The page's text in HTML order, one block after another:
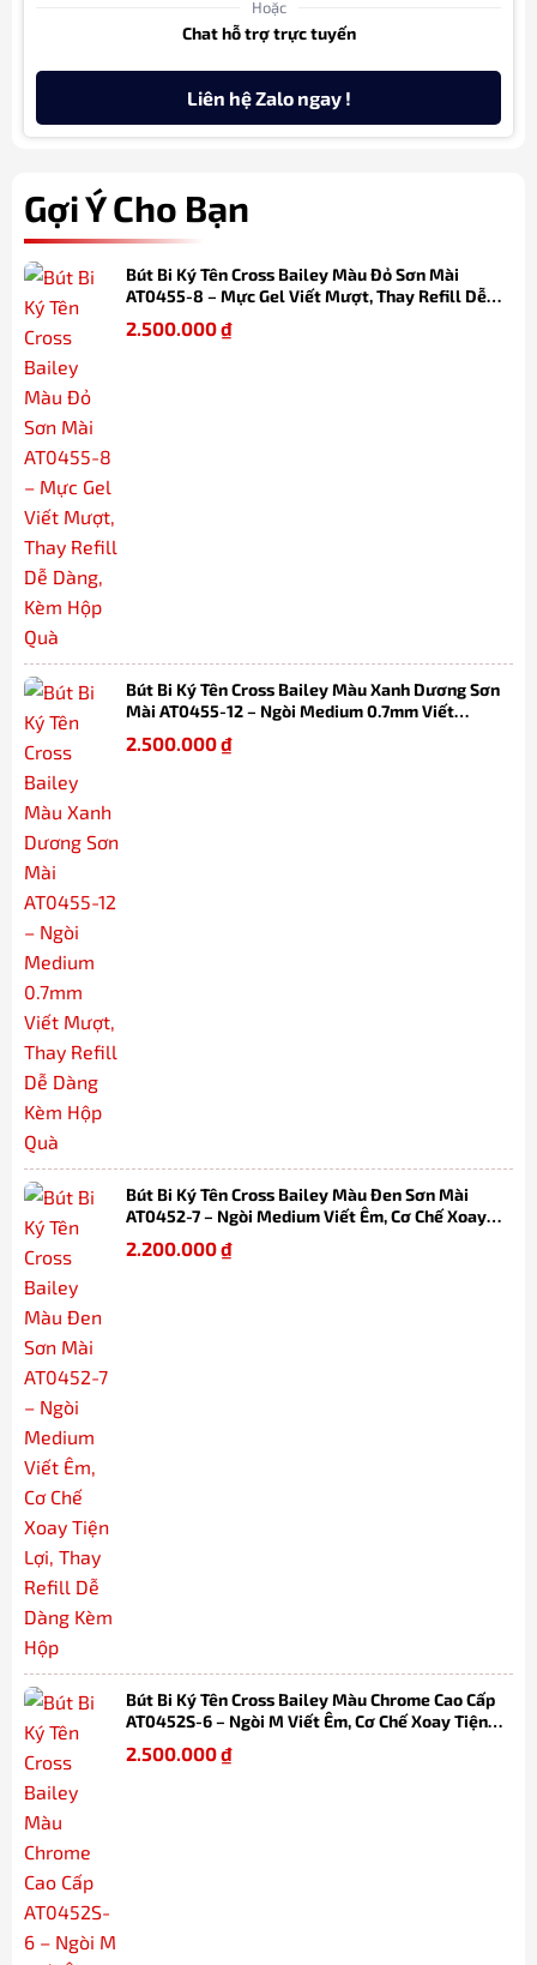
Hoặc
Chat hỗ trợ trực tuyến
Liên hệ Zalo ngay !
Gợi Ý Cho Bạn
Bút Bi Ký Tên Cross Bailey Màu Đỏ Sơn Mài
AT0455-8 – Mực Gel Viết Mượt, Thay Refill Dễ
Dàng, Kèm Hộp Quà
2.500.000₫
Bút Bi Ký Tên Cross Bailey Màu Xanh Dương Sơn
Mài AT0455-12 – Ngòi Medium 0.7mm Viết
Mượt, Thay Refill Dễ Dàng Kèm Hộp Quà
2.500.000₫
Bút Bi Ký Tên Cross Bailey Màu Đen Sơn Mài
AT0452-7 – Ngòi Medium Viết Êm, Cơ Chế Xoay
Tiện Lợi, Thay Refill Dễ Dàng Kèm Hộp
2.200.000₫
Bút Bi Ký Tên Cross Bailey Màu Chrome Cao Cấp
AT0452S-6 – Ngòi M Viết Êm, Cơ Chế Xoay Tiện
Lợi, Thay Refill Dễ Dàng Kèm Hộp
2.500.000₫